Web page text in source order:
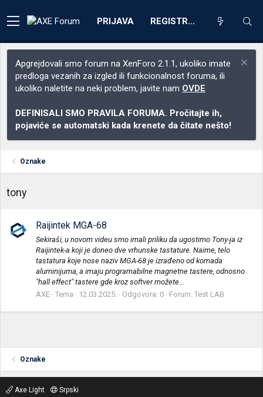
PRIJAVA REGISTRACIJA
Apgrejdovali smo forum na XenForo 2.1.1, ukoliko imate
predloga vezanih za izgled ili funkcionalnost foruma, ili
ukoliko naletite na neki problem, javite nam OVDE
DEFINISALI SMO PRAVILA FORUMA. Pročitajte ih,
pojaviće se automatski kada krenete da čitate nešto!
Oznake
tony
Raijintek MGA-68
Sekiraši, u novom videu smo imali priliku da ugostimo Tony-ja iz
Raijintek-a koji je doneo dve vrhunske tastature. Naime, telo
tastatura koje nose naziv MGA-68 je izrađeno od komada
aluminijuma, a imaju programabilne magnetne tastere, odnosno
"hall effect" tastere gde kroz softver možete...
AXE Tema 12.03.2025. Odgovora: 0 Forum: Test LAB
Oznake
Axe Light
Srpski